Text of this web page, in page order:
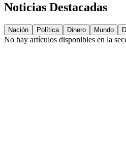
Noticias Destacadas
Nación Política Dinero Mundo
No hay artículos disponibles en la